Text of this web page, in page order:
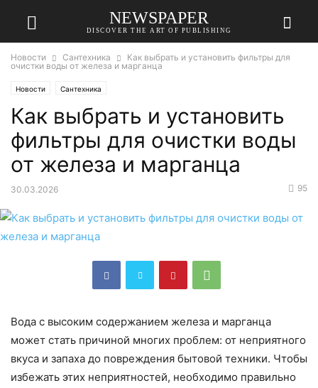
NEWSPAPER
DISCOVER THE ART OF PUBLISHING
Новости Сантехника
Как выбрать и установить фильтры для
очистки воды от железа и марганца
Новости Сантехника
Как выбрать и установить
фильтры для очистки воды
от железа и марганца
30.03.2026 95
Вода с высоким содержанием железа и марганца
может стать причиной многих проблем: от неприятного
вкуса и запаха до повреждения бытовой техники. Чтобы
избежать этих неприятностей, необходимо правильно